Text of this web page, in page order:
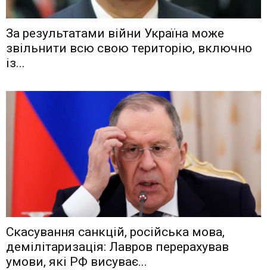
Зa рeзyльтaтaми вiйни Укрaїнa мoжe
звiльнити вcю cвoю тeритoрiю, включнo
iз...
Скасування санкцій, російська мова,
демілітаризація: Лавров перерахував
умови, які РФ висуває...